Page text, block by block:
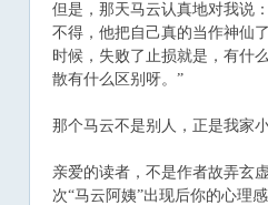
但是，那天马云认真地对我说
不得，他把自己真的当作神仙
时候，失败了止损就是，有什
散有什么区别呀。”
那个马云不是别人，正是我家
亲爱的读者，不是作者故弄玄
次“马云阿姨”出现后你的心理